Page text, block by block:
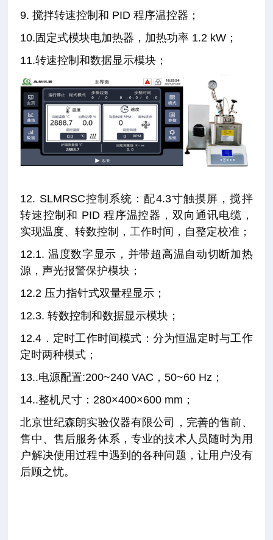
9. 搅拌转速控制和 PID 程序温控器；
10.固定式模块电加热器，加热功率 1.2 kW；
11.转速控制和数据显示模块；
12. SLMRSC控制系统：配4.3寸触摸屏，搅拌
转速控制和 PID 程序温控器，双向通讯电缆，
实现温度、转数控制，工作时间，自整定校准；
12.1. 温度数字显示，并带超高温自动切断加热
源，声光报警保护模块；
12.2 压力指针式双量程显示；
12.3. 转数控制和数据显示模块；
12.4．定时工作时间模式：分为恒温定时与工作
定时两种模式；
13..电源配置:200~240 VAC，50~60 Hz；
14..整机尺寸：280×400×600 mm；
北京世纪森朗实验仪器有限公司，完善的售前、
售中、售后服务体系，专业的技术人员随时为用
户解决使用过程中遇到的各种问题，让用户没有
后顾之忧。